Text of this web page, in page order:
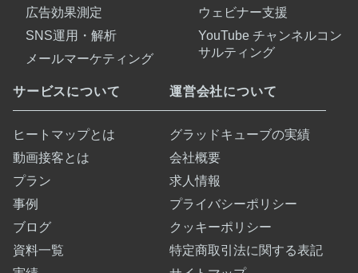
広告効果測定
SNS運用・解析
メールマーケティング
ウェビナー支援
YouTube チャンネルコン
サルティング
サービスについて
ヒートマップとは
動画接客とは
プラン
事例
ブログ
資料一覧
運営会社について
グラッドキューブの実績
会社概要
求人情報
プライバシーポリシー
クッキーポリシー
特定商取引法に関する表記